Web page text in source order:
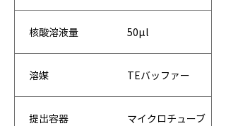
核酸溶液量 50μl
溶媒 TEバッファー
提出容器 マイクロチューブ